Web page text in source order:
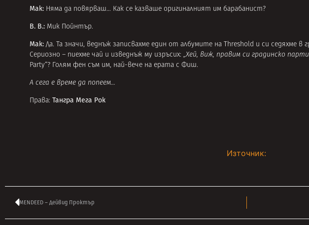
Мак: Няма да повярваш… Как се казваше оригиналният им барабанист?
В. В.: Мик Пойнтър.
Мак: Да. Та значи, веднъж записвахме един от албумите на Threshold и си седяхме
Сериозно – пиехме чай и изведнъж му изръсих: „Хей, виж, правим си градинско
Party“? Голям фен съм им, най-вече на ерата с Фиш.
А сега е време да попеем…
Права: Тангра Мега Рок
Източник:
MENDEED – Дейвид Проктър